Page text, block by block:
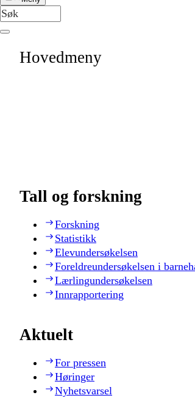
Hovedmeny
Tall og forskning
Forskning
Statistikk
Elevundersøkelsen
Foreldreundersøkelsen i
Lærlingundersøkelsen
Innrapportering
Aktuelt
For pressen
Høringer
Nyhetsvarsel